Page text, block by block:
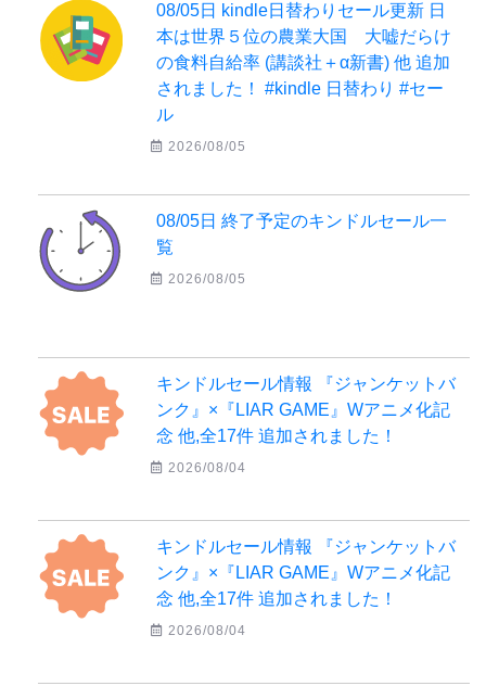
08/05日 kindle日替わりセール更新 日
本は世界５位の農業大国 大嘘だらけ
の食料自給率 (講談社＋α新書) 他 追加
されました！ #kindle 日替わり #セー
ル
2026/08/05
08/05日 終了予定のキンドルセール一
覧
2026/08/05
キンドルセール情報 『ジャンケットバ
ンク』×『LIAR GAME』Wアニメ化記
念 他,全17件 追加されました！
2026/08/04
キンドルセール情報 『ジャンケットバ
ンク』×『LIAR GAME』Wアニメ化記
念 他,全17件 追加されました！
2026/08/04